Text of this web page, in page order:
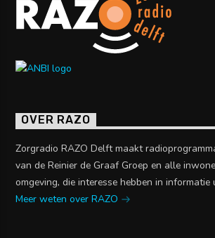
OVER RAZO
Zorgradio RAZO Delft maakt
van de Reinier de Graaf Groep en alle
omgeving, die interesse hebben in informatie
Meer weten over RAZO